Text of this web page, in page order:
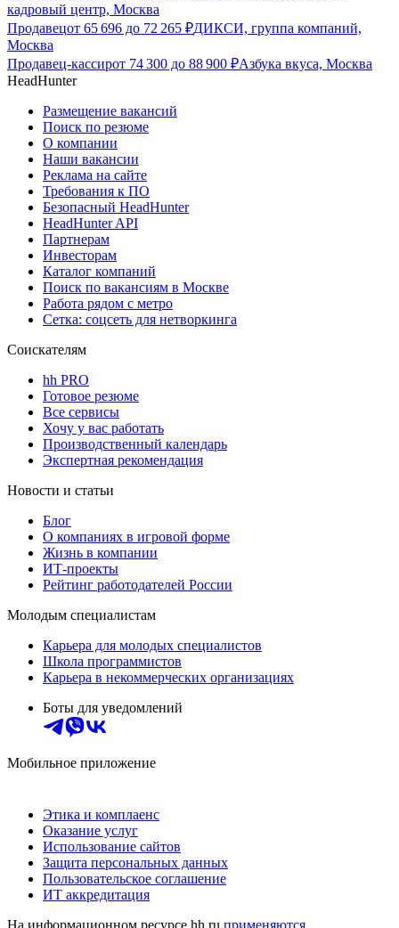
кадровый центр, Москва
Продавецот 65 696 до 72 265 ₽ДИКСИ, группа компаний,
Москва
Продавец-кассирот 74 300 до 88 900 ₽Азбука вкуса, Москва
HeadHunter
Размещение вакансий
Поиск по резюме
О компании
Наши вакансии
Реклама на сайте
Требования к ПО
Безопасный HeadHunter
HeadHunter API
Партнерам
Инвесторам
Каталог компаний
Поиск по вакансиям в Москве
Работа рядом с метро
Сетка: соцсеть для нетворкинга
Соискателям
hh PRO
Готовое резюме
Все сервисы
Хочу у вас работать
Производственный календарь
Экспертная рекомендация
Новости и статьи
Блог
О компаниях в игровой форме
Жизнь в компании
ИТ-проекты
Рейтинг работодателей России
Молодым специалистам
Карьера для молодых специалистов
Школа программистов
Карьера в некоммерческих организациях
Боты для уведомлений
Мобильное приложение
Этика и комплаенс
Оказание услуг
Использование сайтов
Защита персональных данных
Пользовательское соглашение
ИТ аккредитация